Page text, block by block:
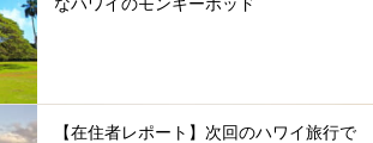
【在住者レポート】次回のハワイ旅行で